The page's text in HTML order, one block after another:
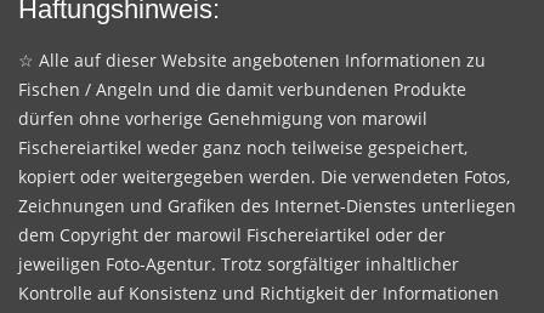
Haftungshinweis:
☆ Alle auf dieser Website angebotenen Informationen zu
Fischen / Angeln und die damit verbundenen Produkte
dürfen ohne vorherige Genehmigung von marowil
Fischereiartikel weder ganz noch teilweise gespeichert,
kopiert oder weitergegeben werden. Die verwendeten Fotos,
Zeichnungen und Grafiken des Internet-Dienstes unterliegen
dem Copyright der marowil Fischereiartikel oder der
jeweiligen Foto-Agentur. Trotz sorgfältiger inhaltlicher
Kontrolle auf Konsistenz und Richtigkeit der Informationen